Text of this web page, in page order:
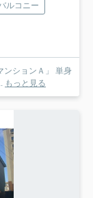
ルコニー
ョンＡ」 単身
もっと見る